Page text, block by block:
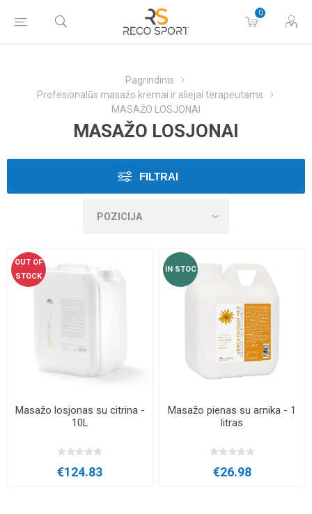
0
Pagrindinis
Profesionalūs masažo kremai ir aliejai terapeutams
MASAŽO LOSJONAI
MASAŽO LOSJONAI
FILTRAI
OUT OF
STOCK
Masažo losjonas su citrina -
10L
€124.83
IN STOC
Masažo pienas su arnika - 1
litras
€26.98